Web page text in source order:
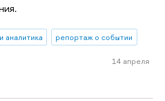
аналитика репортаж о событии
14 апреля